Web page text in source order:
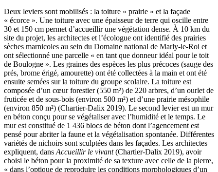
Deux leviers sont mobilisés : la toiture « prairie » et la façade
« écorce ». Une toiture avec une épaisseur de terre qui oscille entre
30 et 150 cm permet d’accueillir une végétation dense. À 10 km du
site du projet, les architectes et l’écologue ont identifié des prairies
sèches marnicoles au sein du Domaine national de Marly-le-Roi et
ont sélectionné une parcelle « en tant que donneur idéal pour le toit
de Boulogne ». Les graines des espèces les plus précoces (sauge des
prés, brome érigé, amourette) ont été collectées à la main et ont été
ensuite semées sur la toiture du groupe scolaire. La toiture est
composée d’un cœur forestier (550 m²) de 220 arbres, d’un ourlet de
fruticée et de sous-bois (environ 500 m²) et d’une prairie mésophile
(environ 850 m²) (Chartier-Dalix 2019). Le second levier est un mur
en béton conçu pour se végétaliser avec l’humidité et le temps. Le
mur est constitué de 1 436 blocs de béton dont l’agencement est
pensé pour abriter la faune et la végétalisation spontanée. Différentes
variétés de nichoirs sont sculptées dans les façades. Les architectes
expliquent, dans Accueillir le vivant(Chartier-Dalix 2019), avoir
choisi le béton pour la proximité de sa texture avec celle de la pierre,
« dans l’optique de reproduire les conditions morphologiques d’un